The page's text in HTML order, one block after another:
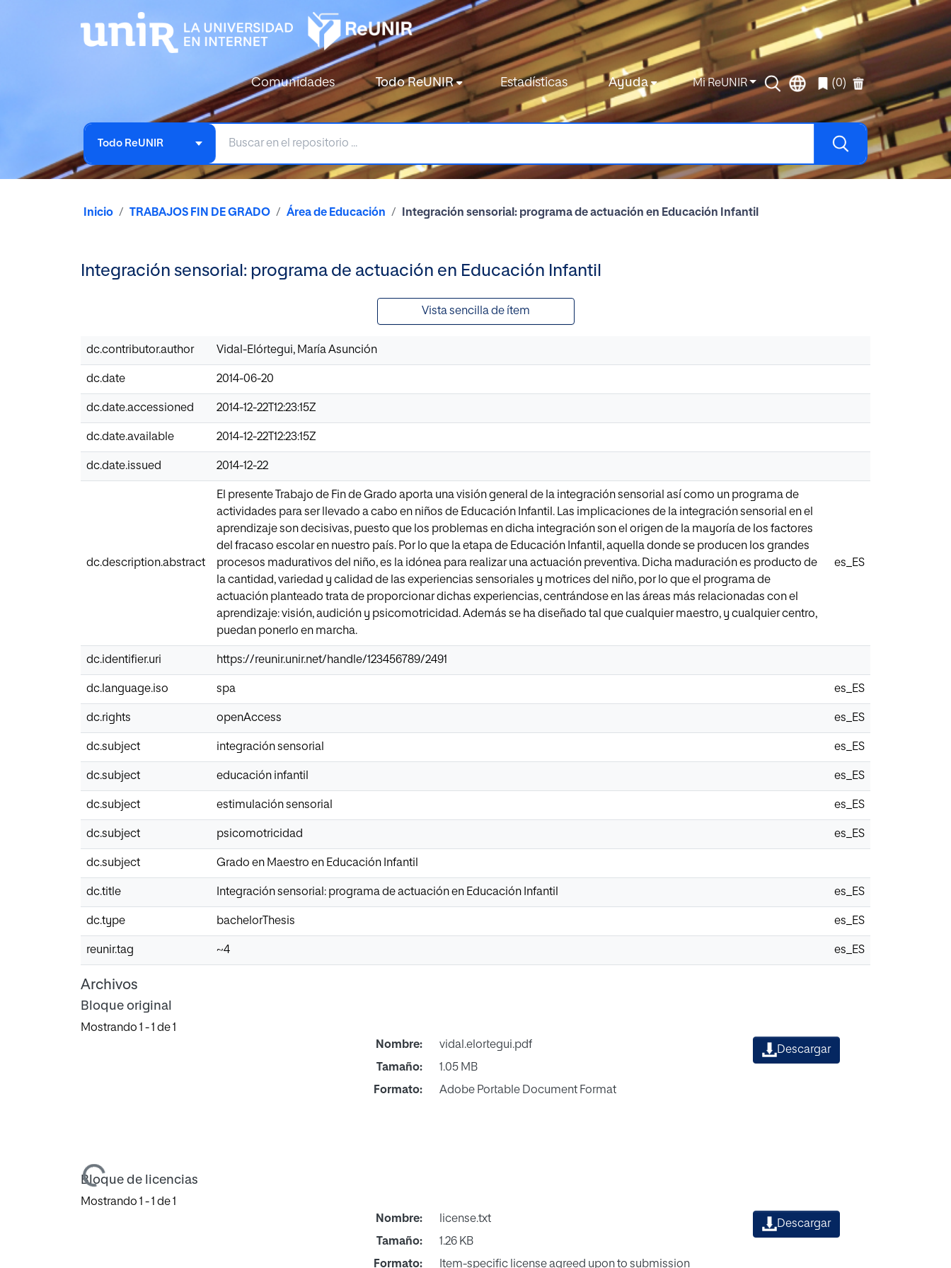
Comunidades Todo ReUNIR Estadísticas Ayuda Mi ReUNIR (0)
Todo ReUNIR
Inicio TRABAJOS FIN DE GRADO Área de Educación Integración sensorial: programa de actuación en Educación Infantil
Integración sensorial: programa de actuación en Educación Infantil
Vista sencilla de ítem
dc.contributor.author Vidal-Elórtegui, María Asunción
dc.date 2014-06-20
dc.date.accessioned 2014-12-22T12:23:15Z
dc.date.available 2014-12-22T12:23:15Z
dc.date.issued 2014-12-22
dc.description.abstract
El presente Trabajo de Fin de Grado aporta una visión general de la integración sensorial así como un programa de
actividades para ser llevado a cabo en niños de Educación Infantil. Las implicaciones de la integración sensorial en el
aprendizaje son decisivas, puesto que los problemas en dicha integración son el origen de la mayoría de los factores
del fracaso escolar en nuestro país. Por lo que la etapa de Educación Infantil, aquella donde se producen los grandes
procesos madurativos del niño, es la idónea para realizar una actuación preventiva. Dicha maduración es producto de
la cantidad, variedad y calidad de las experiencias sensoriales y motrices del niño, por lo que el programa de
actuación planteado trata de proporcionar dichas experiencias, centrándose en las áreas más relacionadas con el
aprendizaje: visión, audición y psicomotricidad. Además se ha diseñado tal que cualquier maestro, y cualquier centro,
puedan ponerlo en marcha.
es_ES
dc.identifier.uri https://reunir.unir.net/handle/123456789/2491
dc.language.iso spa es_ES
dc.rights openAccess es_ES
dc.subject integración sensorial es_ES
dc.subject educación infantil es_ES
dc.subject estimulación sensorial es_ES
dc.subject psicomotricidad es_ES
dc.subject Grado en Maestro en Educación Infantil
dc.title Integración sensorial: programa de actuación en Educación Infantil es_ES
dc.type bachelorThesis es_ES
reunir.tag ~4 es_ES
Archivos
Bloque original
Mostrando 1 - 1 de 1
Cargando...
Nombre:
vidal.elortegui.pdf
Tamaño:
1.05 MB
Formato:
Adobe Portable Document Format
Descargar
Bloque de licencias
Mostrando 1 - 1 de 1
Nombre:
license.txt
Tamaño:
1.26 KB
Formato:
Item-specific license agreed upon to submission
Descargar